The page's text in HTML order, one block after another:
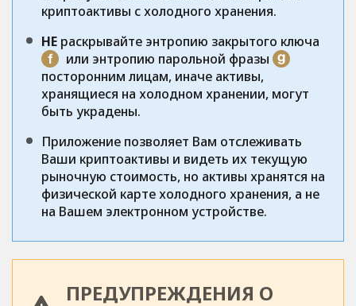
криптоактивы с холодного хранения.
НЕ раскрывайте энтропию закрытого ключа
или энтропию парольной фразы
посторонним лицам, иначе активы,
хранящиеся на холодном хранении, могут
быть украдены.
Приложение позволяет Вам отслеживать
Ваши криптоактивы и видеть их текущую
рыночную стоимость, но активы хранятся на
физической карте холодного хранения, а не
на Вашем электронном устройстве.
ПРЕДУПРЕЖДЕНИЯ О